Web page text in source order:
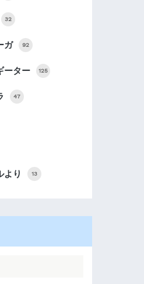
32
ガ 92
ーター 125
47
より 13